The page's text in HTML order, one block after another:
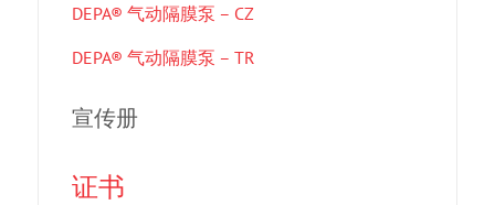
DEPA® 气动隔膜泵 – CZ
DEPA® 气动隔膜泵 – TR
宣传册
证书